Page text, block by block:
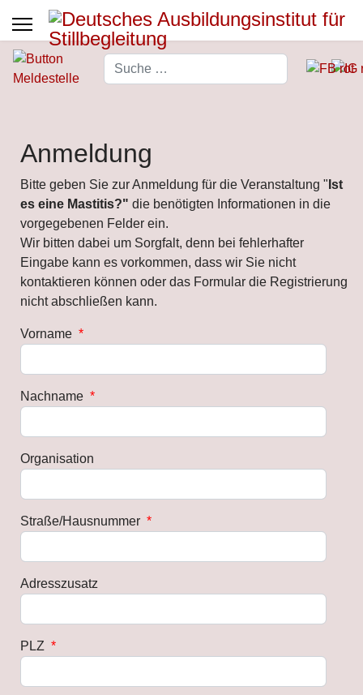
Suchen
Anmeldung
Bitte geben Sie zur Anmeldung für die Veranstaltung " Ist
es eine Mastitis?" die benötigten Informationen in die
vorgegebenen Felder ein.
Wir bitten dabei um Sorgfalt, denn bei fehlerhafter
Eingabe kann es vorkommen, dass wir Sie nicht
kontaktieren können oder das Formular die Registrierung
nicht abschließen kann.
Vorname *
Nachname *
Organisation
Straße/Hausnummer *
Adresszusatz
PLZ *